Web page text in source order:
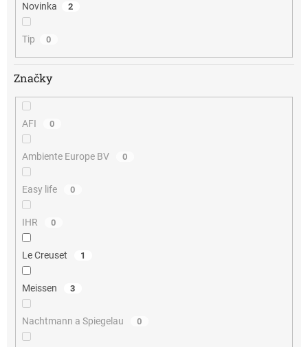
Novinka 2
Tip 0
Značky
AFI 0
Ambiente Europe BV 0
Easy life 0
IHR 0
Le Creuset 1
Meissen 3
Nachtmann a Spiegelau 0